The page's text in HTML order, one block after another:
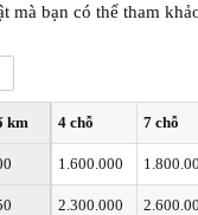
mà bạn có thể tham
km 4 chỗ 7 chỗ
1.600.000
2.300.000